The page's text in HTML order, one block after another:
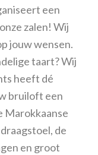
een
zalen! Wij
jouw wensen.
taart? Wij
heeft dé
bruiloft een
Marokkaanse
de
en groot